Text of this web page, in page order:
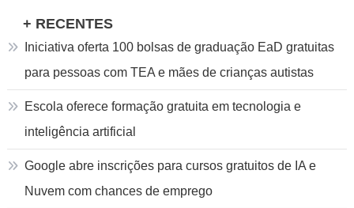
+ RECENTES
Iniciativa oferta 100 bolsas de graduação EaD gratuitas
para pessoas com TEA e mães de crianças autistas
Escola oferece formação gratuita em tecnologia e
inteligência artificial
Google abre inscrições para cursos gratuitos de IA e
Nuvem com chances de emprego